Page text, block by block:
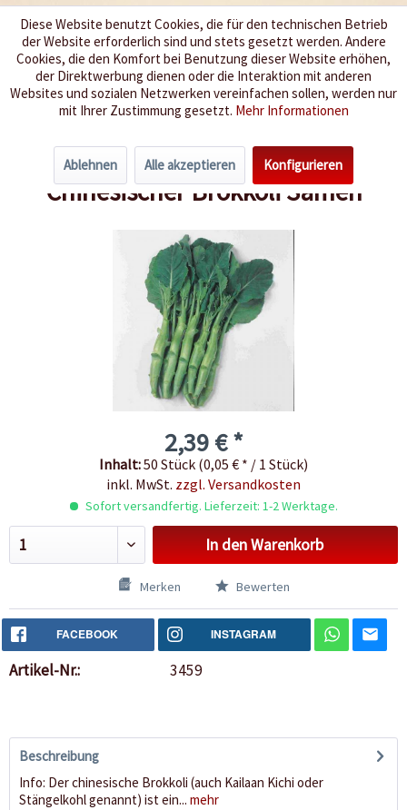
Wir würzen Ihr Leben
Menü
Übersicht Kohl
Chinesischer Brokkoli Samen
2,39 € *
Inhalt:50 Stück (0,05 € * / 1 Stück)
inkl. MwSt. zzgl. Versandkosten
Sofort versandfertig. Lieferzeit: 1-2 Werktage.
In denWarenkorb
Merken Bewerten
FACEBOOK INSTAGRAM
Artikel-Nr.: 3459
Beschreibung
Info: Der chinesische Brokkoli (auch Kailaan Kichi oder
Stängelkohl genannt) ist ein... mehr
Diese Website benutzt Cookies, die für den technischen Betrieb
der Website erforderlich sind und stets gesetzt werden. Andere
Cookies, die den Komfort bei Benutzung dieser Website erhöhen,
der Direktwerbung dienen oder die Interaktion mit anderen
Websites und sozialen Netzwerken vereinfachen sollen, werden nur
mit Ihrer Zustimmung gesetzt. Mehr Informationen
Ablehnen Alle akzeptieren Konfigurieren